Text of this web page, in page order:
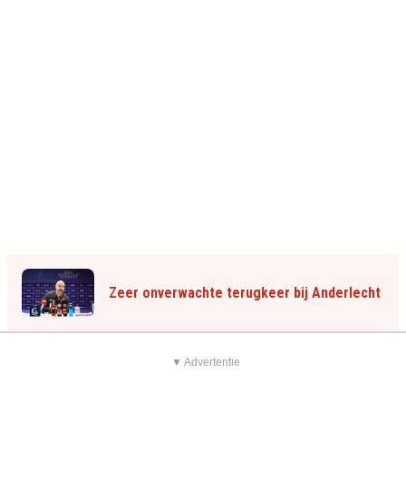
Zeer onverwachte terugkeer bij Anderlecht
▼ Advertentie